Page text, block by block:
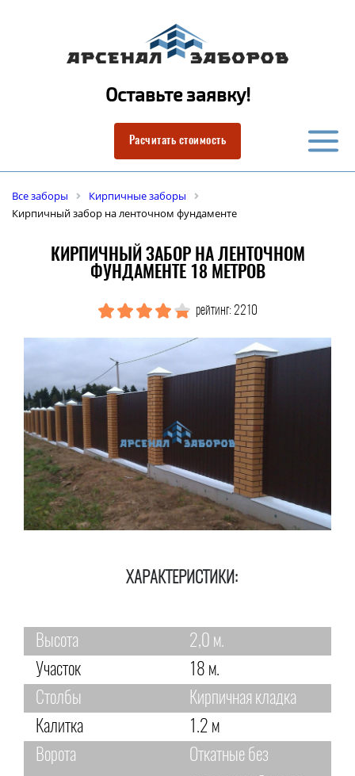
Оставьте заявку!
Расчитать стоимость
Все заборы
Кирпичные заборы
Кирпичный забор на ленточном фундаменте
КИРПИЧНЫЙ ЗАБОР НА ЛЕНТОЧНОМ
ФУНДАМЕНТЕ 18 МЕТРОВ
рейтинг: 2210
ХАРАКТЕРИСТИКИ:
Высота
2,0 м.
Участок
18 м.
Столбы
Кирпичная кладка
Калитка
1.2 м
Ворота
Откатные без